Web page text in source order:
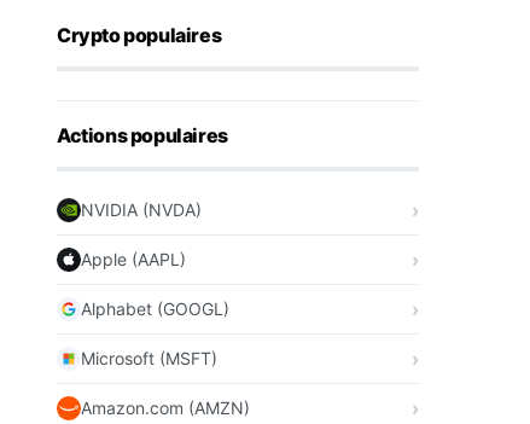
Crypto populaires
Actions populaires
NVIDIA (NVDA)
Apple (AAPL)
Alphabet (GOOGL)
Microsoft (MSFT)
Amazon.com (AMZN)